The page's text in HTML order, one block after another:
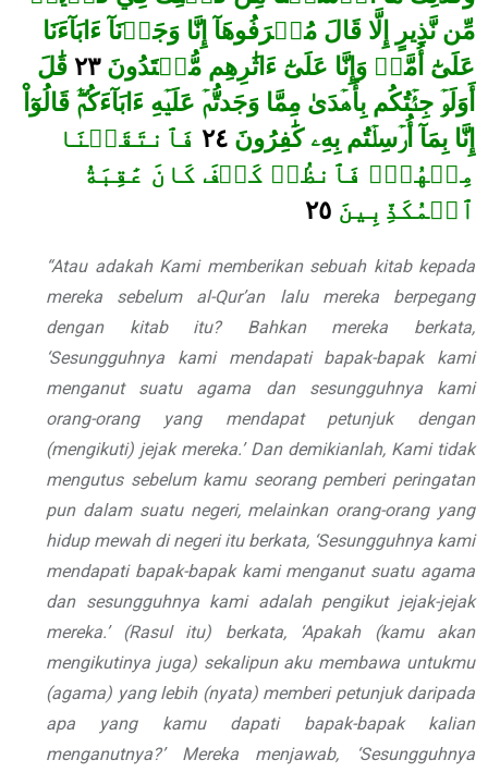
مِّن نَّذِيرٍ إِلَّا قَالَ مُتۡرَفُوهَآ إِنَّا وَجَدۡنَآ ءَابَآءَنَا
عَلَىٰٓ أُمَّةٖ وَإِنَّا عَلَىٰٓ ءَاثَٰرِهِم مُّقۡتَدُونَ ٢٣ قَٰلَ
أَوَلَوۡ جِئۡتُكُم بِأَهۡدَىٰ مِمَّا وَجَدتُّمۡ عَلَيۡهِ ءَابَآءَكُمۡۖ قَالُوٓاْ
إِنَّا بِمَآ أُرۡسِلۡتُم بِهِۦ كَٰفِرُونَ
فَٱنتَقَمۡنَا
مِنۡهُمۡۖ فَٱنظُرۡ كَيۡفَ كَانَ عَٰقِبَةُ
ٱلۡمُكَذِّبِينَ
“Atau adakah Kami memberikan sebuah kitab kepada
mereka sebelum al-Qur’an lalu mereka berpegang
dengan kitab itu? Bahkan mereka berkata,
‘Sesungguhnya kami mendapati bapak-bapak kami
menganut suatu agama dan sesungguhnya kami
orang-orang yang mendapat petunjuk dengan
(mengikuti) jejak mereka.’ Dan demikianlah, Kami tidak
mengutus sebelum kamu seorang pemberi peringatan
pun dalam suatu negeri, melainkan orang-orang yang
hidup mewah di negeri itu berkata, ‘Sesungguhnya kami
mendapati bapak-bapak kami menganut suatu agama
dan sesungguhnya kami adalah pengikut jejak-jejak
mereka.’ (Rasul itu) berkata, ‘Apakah (kamu akan
mengikutinya juga) sekalipun aku membawa untukmu
(agama) yang lebih (nyata) memberi petunjuk daripada
apa yang kamu dapati bapak-bapak kalian
menganutnya?’ Mereka menjawab, ‘Sesungguhnya